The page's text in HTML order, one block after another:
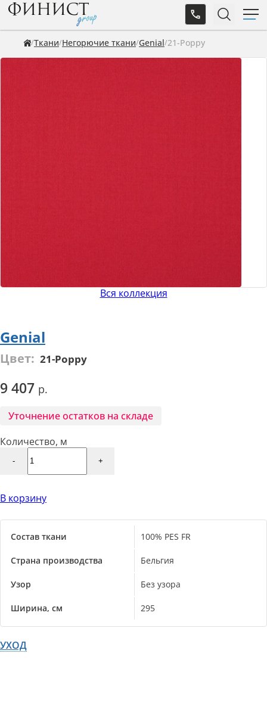
Ткани Негорючие ткани Genial 21-Poppy
Вся коллекция
Genial
Цвет: 21-Poppy
9 407
Уточнение остатков на складе
Количество, м
- +
В корзину
Состав ткани 100% PES FR
Страна производства Бельгия
Узор Без узора
Ширина, см 295
УХОД